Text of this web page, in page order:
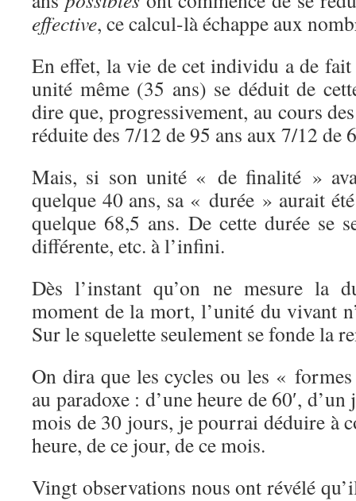
effective, ce calcul-là échappe aux
En effet, la vie de cet individu a de fait
unité même (35 ans) se déduit de
dire que, progressivement, au cours
réduite des 7/12 de 95 ans aux 7/12 de
Mais, si son unité « de finalité »
quelque 40 ans, sa « durée » aurait
quelque 68,5 ans. De cette durée se
différente, etc. à l’infini.
Dès l’instant qu’on ne mesure la
moment de la mort, l’unité du vivant
Sur le squelette seulement se fonde la
On dira que les cycles ou les «
au paradoxe : d’une heure de 60′,
mois de 30 jours, je pourrai déduire à
heure, de ce jour, de ce mois.
Vingt observations nous ont révélé